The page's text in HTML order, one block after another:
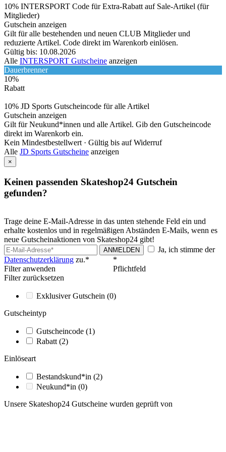
10% INTERSPORT Code für Extra-Rabatt auf Sale-Artikel (für
Mitglieder)
Gutschein anzeigen
Gilt für alle bestehenden und neuen CLUB Mitglieder und
reduzierte Artikel. Code direkt im Warenkorb einlösen.
Gültig bis: 10.08.2026
Alle INTERSPORT Gutscheine anzeigen
Dauerbrenner
10%
Rabatt
10% JD Sports Gutscheincode für alle Artikel
Gutschein anzeigen
Gilt für Neukund*innen und alle Artikel. Gib den Gutscheincode
direkt im Warenkorb ein.
Kein Mindestbestellwert · Gültig bis auf Widerruf
Alle JD Sports Gutscheine anzeigen
×
Keinen passenden Skateshop24 Gutschein
gefunden?
Trage deine E-Mail-Adresse in das unten stehende Feld ein und
erhalte kostenlos und in regelmäßigen Abständen E-Mails, wenn es
neue Gutscheinaktionen von Skateshop24 gibt!
ANMELDEN
Ja, ich stimme der
Datenschutzerklärung zu.*
*
Pflichtfeld
Filter anwenden
Filter zurücksetzen
Exklusiver Gutschein (0)
Gutscheintyp
Gutscheincode (1)
Rabatt (2)
Einlöseart
Bestandskund*in (2)
Neukund*in (0)
Unsere Skateshop24 Gutscheine wurden geprüft von